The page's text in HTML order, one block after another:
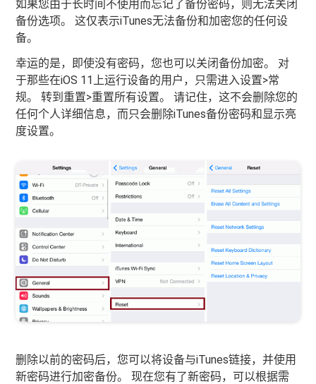
如果您由于长时间不使用而忘记了备份密码，则无法关闭
备份选项。 这仅表示iTunes无法备份和加密您的任何设
备。
幸运的是，即使没有密码，您也可以关闭备份加密。 对
于那些在iOS 11上运行设备的用户，只需进入设置>常
规。 转到重置>重置所有设置。 请记住，这不会删除您的
任何个人详细信息，而只会删除iTunes备份密码和显示亮
度设置。
删除以前的密码后，您可以将设备与iTunes链接，并使用
新密码进行加密备份。 现在您有了新密码，可以根据需